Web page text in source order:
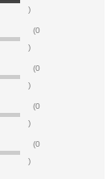
)
(0
)
(0
)
(0
)
(0
)